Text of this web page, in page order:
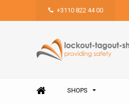
+3110 822 44 00
SHOPS